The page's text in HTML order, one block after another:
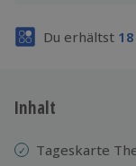
Du erhältst 18
Inhalt
Tageskarte